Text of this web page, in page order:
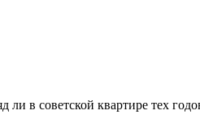
в советской квартире тех